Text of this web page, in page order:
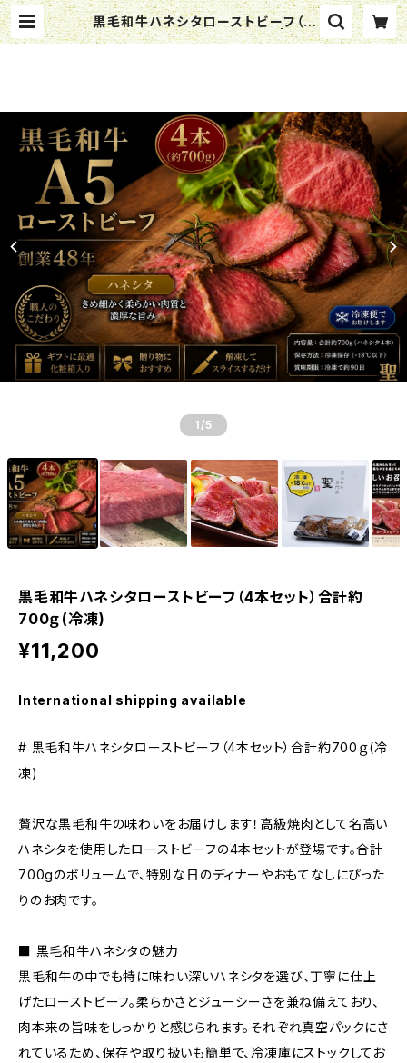
黒毛和牛ハネシタローストビーフ（4
本セット）合計約700ｇ(冷凍) | ステ
1 /5
黒毛和牛ハネシタローストビーフ（4本セット）合計約
700ｇ(冷凍)
¥11,200
International shipping available
# 黒毛和牛ハネシタローストビーフ（4本セット）合計約700ｇ(冷
凍)
贅沢な黒毛和牛の味わいをお届けします！高級焼肉として名高い
ハネシタを使用したローストビーフの4本セットが登場です。合計
700gのボリュームで、特別な日のディナーやおもてなしにぴった
りのお肉です。
■ 黒毛和牛ハネシタの魅力
黒毛和牛の中でも特に味わい深いハネシタを選び、丁寧に仕上
げたローストビーフ。柔らかさとジューシーさを兼ね備えており、
肉本来の旨味をしっかりと感じられます。それぞれ真空パックにさ
れているため、保存や取り扱いも簡単で、冷凍庫にストックしてお